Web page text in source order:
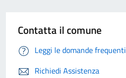
Contatta il comune
Leggi le domande frequenti
Richiedi Assistenza